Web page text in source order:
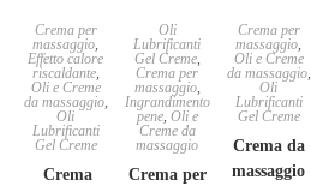
Crema per
massaggio,
Effetto calore
riscaldante,
Oli e Creme
da massaggio,
Oli
Lubrificanti
Gel Creme
Crema
Oli
Lubrificanti
Gel Creme,
Crema per
massaggio,
Ingrandimento
pene, Oli e
Creme da
massaggio
Crema per
Crema per
massaggio,
Oli e Creme
da massaggio,
Oli
Lubrificanti
Gel Creme
Crema da
massaggio